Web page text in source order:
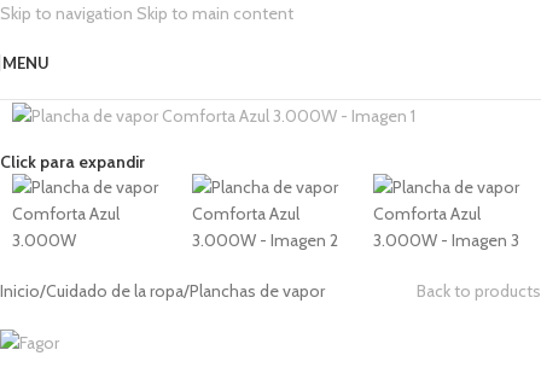
Skip to navigation Skip to main content
MENU
Click para expandir
Inicio/Cuidado de la ropa/Planchas de vapor Back to products